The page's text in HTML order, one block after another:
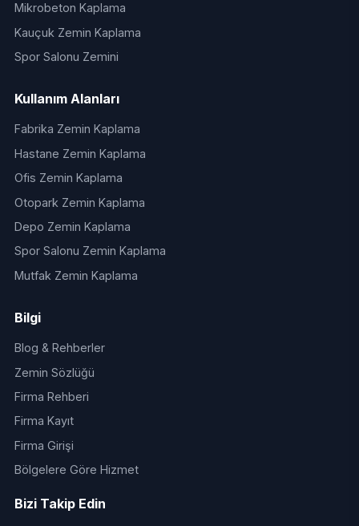
Mikrobeton Kaplama
Kauçuk Zemin Kaplama
Spor Salonu Zemini
Kullanım Alanları
Fabrika Zemin Kaplama
Hastane Zemin Kaplama
Ofis Zemin Kaplama
Otopark Zemin Kaplama
Depo Zemin Kaplama
Spor Salonu Zemin Kaplama
Mutfak Zemin Kaplama
Bilgi
Blog & Rehberler
Zemin Sözlüğü
Firma Rehberi
Firma Kayıt
Firma Girişi
Bölgelere Göre Hizmet
Bizi Takip Edin